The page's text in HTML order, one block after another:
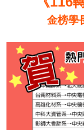
金榜學